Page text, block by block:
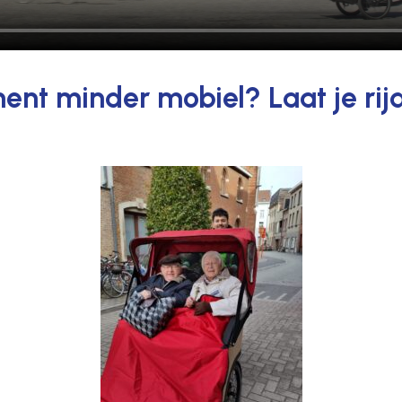
minder mobiel? Laat je